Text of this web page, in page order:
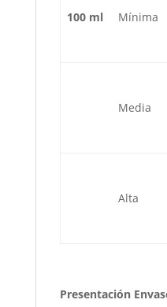
100 ml Mínima
Media
Alta
Presentación